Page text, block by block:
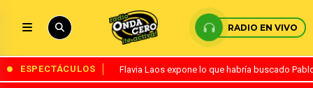
RADIO EN VIVO
ESPECTÁCULOS Flavia Laos expone lo que habría buscado